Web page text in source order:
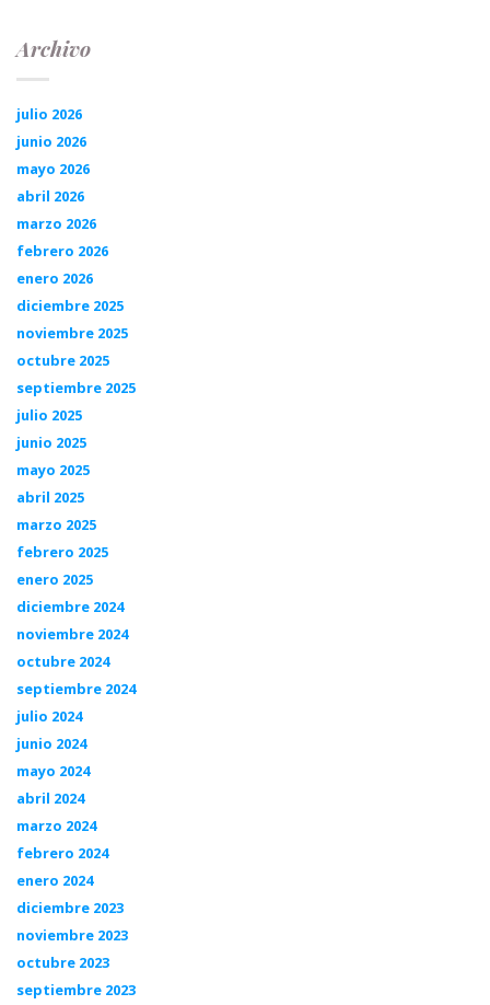
Archivo
julio 2026
junio 2026
mayo 2026
abril 2026
marzo 2026
febrero 2026
enero 2026
diciembre 2025
noviembre 2025
octubre 2025
septiembre 2025
julio 2025
junio 2025
mayo 2025
abril 2025
marzo 2025
febrero 2025
enero 2025
diciembre 2024
noviembre 2024
octubre 2024
septiembre 2024
julio 2024
junio 2024
mayo 2024
abril 2024
marzo 2024
febrero 2024
enero 2024
diciembre 2023
noviembre 2023
octubre 2023
septiembre 2023